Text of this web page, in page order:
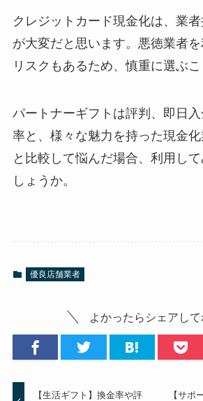
クレジットカード現金化は、業
が大変だと思います。悪徳業者
リスクもあるため、慎重に選ぶこ
パートナーギフトは評判、即日
率と、様々な魅力を持った現金
と比較して悩んだ場合、利用し
しょうか。
優良店舗業者
よかったらシェアして
【生活ギフト】換金率や評
【サポ